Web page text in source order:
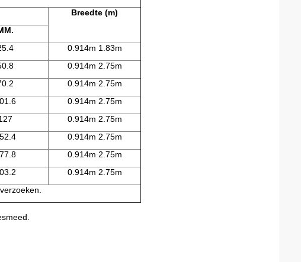
Breedte (m)
0.914m 1.83m
0.914m 2.75m
0.914m 2.75m
0.914m 2.75m
0.914m 2.75m
0.914m 2.75m
0.914m 2.75m
0.914m 2.75m